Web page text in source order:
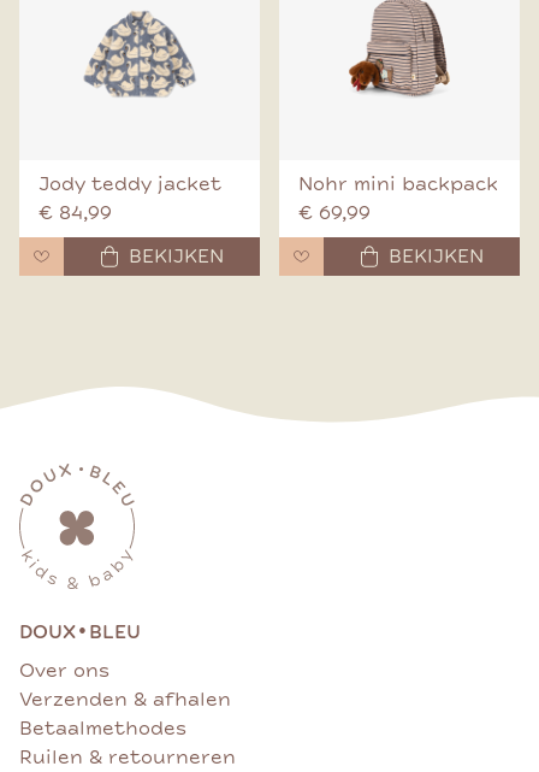
Jody teddy jacket
€ 84,99
BEKIJKEN
Nohr mini backpack
€ 69,99
BEKIJKEN
DOUX• BLEU
Over ons
Verzenden & afhalen
Betaalmethodes
Ruilen & retourneren